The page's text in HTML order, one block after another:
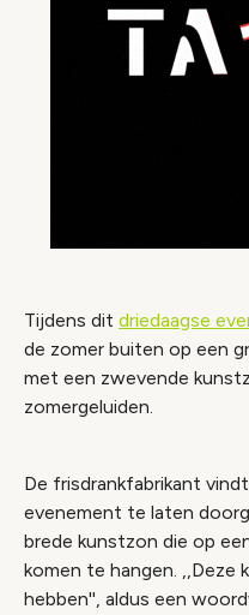
Tijdens dit driedaagse
de zomer buiten op een
met een zwevende
zomergeluiden.
De frisdrankfabrikant
evenement te laten
brede kunstzon die op
komen te hangen.
hebben'', aldus een